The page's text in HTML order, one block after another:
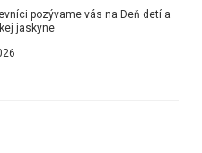
pozývame vás na Deň detí a
jaskyne